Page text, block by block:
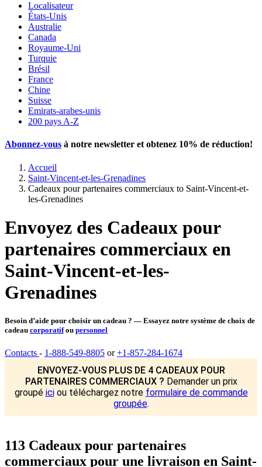
Localisateur
États-Unis
Australie
Canada
Royaume-Uni
Turquie
Brésil
France
Chine
Suisse
Emirats-arabes-unis
200 pays A-Z
Abonnez-vous à notre newsletter et obtenez 10% de réduction!
Accueil
Saint-Vincent-et-les-Grenadines
Cadeaux pour partenaires commerciaux to Saint-Vincent-et-
les-Grenadines
Envoyez des Cadeaux pour
partenaires commerciaux en
Saint-Vincent-et-les-
Grenadines
Besoin d’aide pour choisir un cadeau ? — Essayez notre système de choix de
cadeau corporatifou personnel
Contacts - 1-888-549-8805 or+1-857-284-1674
ENVOYEZ-VOUS PLUS DE 4 CADEAUX POUR
PARTENAIRES COMMERCIAUX ? Demander un prix
groupé iciou téléchargez notre formulaire de commande
groupée.
113 Cadeaux pour partenaires
commerciaux pour une livraison en Saint-